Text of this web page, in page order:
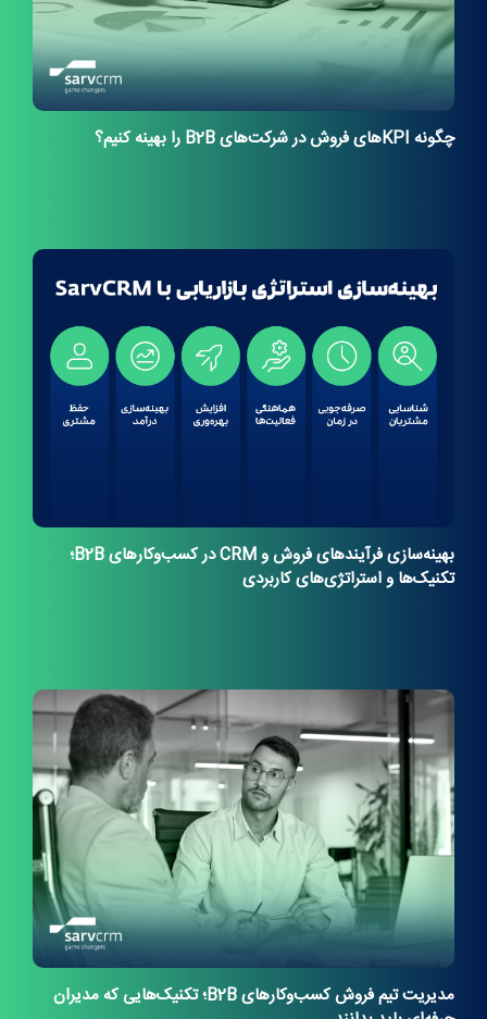
چگونه KPIهای فروش در شرکت‌های B2B را بهینه کنیم؟
بهینه‌سازی فرآیندهای فروش و CRM در کسب‌وکارهای B2B؛
تکنیک‌ها و استراتژی‌های کاربردی
مدیریت تیم فروش کسب‌وکارهای B2B؛ تکنیک‌هایی که مدیران